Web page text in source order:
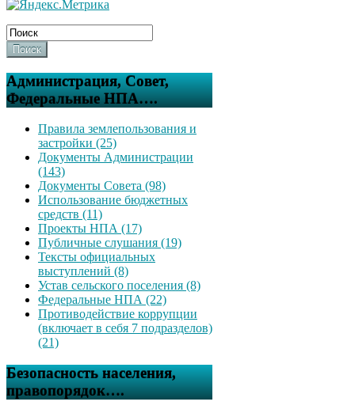
Поиск
Администрация, Совет,
Федеральные НПА….
Правила землепользования и
застройки (25)
Документы Администрации
(143)
Документы Совета (98)
Использование бюджетных
средств (11)
Проекты НПА (17)
Публичные слушания (19)
Тексты официальных
выступлений (8)
Устав сельского поселения (8)
Федеральные НПА (22)
Противодействие коррупции
(включает в себя 7 подразделов)
(21)
Безопасность населения,
правопорядок….